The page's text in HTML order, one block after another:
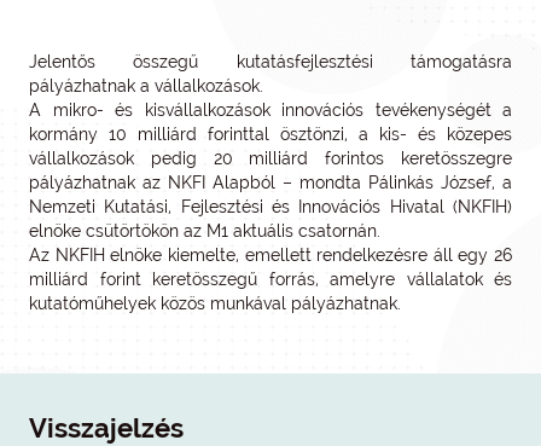
Jelentős összegű kutatásfejlesztési támogatásra
pályázhatnak a vállalkozások.
A mikro- és kisvállalkozások innovációs tevékenységét a
kormány 10 milliárd forinttal ösztönzi, a kis- és közepes
vállalkozások pedig 20 milliárd forintos keretösszegre
pályázhatnak az NKFI Alapból – mondta Pálinkás József, a
Nemzeti Kutatási, Fejlesztési és Innovációs Hivatal (NKFIH)
elnöke csütörtökön az M1 aktuális csatornán.
Az NKFIH elnöke kiemelte, emellett rendelkezésre áll egy 26
milliárd forint keretösszegű forrás, amelyre vállalatok és
kutatóműhelyek közös munkával pályázhatnak.
Visszajelzés